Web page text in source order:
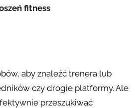
fitness
aby znaleźć trenera lub
czy drogie platformy. Ale
przeszukiwać